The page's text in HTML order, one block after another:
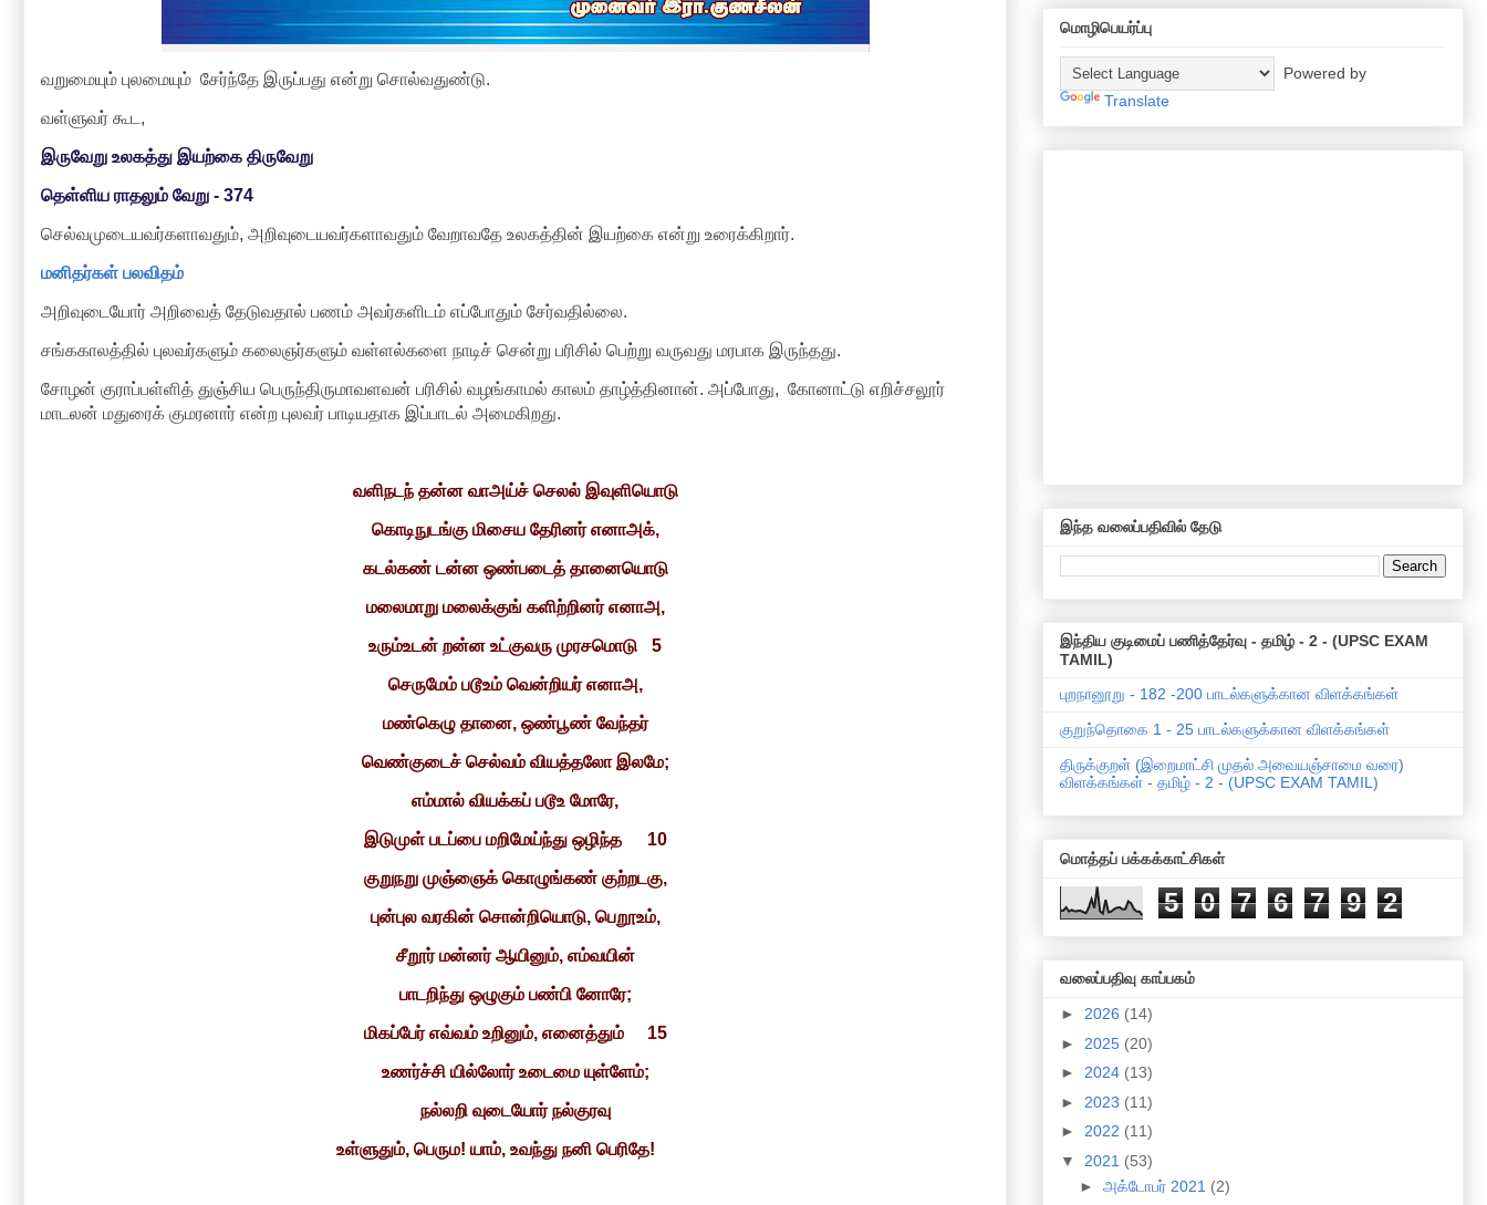
வறுமையும் புலமையும் சேர்ந்தே இருப்பது என்று சொல்வதுண்டு.
வள்ளுவர் கூட,
இருவேறு உலகத்து இயற்கை திருவேறு
தெள்ளிய ராதலும் வேறு - 374
செல்வமுடையவர்களாவதும், அறிவுடையவர்களாவதும் வேறாவதே உலகத்தின் இயற்கை என்று உரைக்கிறார்.
மனிதர்கள் பலவிதம்
அறிவுடையோர் அறிவைத் தேடுவதால் பணம் அவர்களிடம் எப்போதும் சேர்வதில்லை.
சங்ககாலத்தில் புலவர்களும் கலைஞர்களும் வள்ளல்களை நாடிச் சென்று பரிசில் பெற்று வருவது மரபாக இருந்தது.
சோழன் குராப்பள்ளித் துஞ்சிய பெருந்திருமாவளவன் பரிசில் வழங்காமல் காலம் தாழ்த்தினான். அப்போது, கோனாட்டு எறிச்சலூர்
மாடலன் மதுரைக் குமரனார் என்ற புலவர் பாடியதாக இப்பாடல் அமைகிறது.
வளிநடந் தன்ன வாஅய்ச் செலல் இவுளியொடு
கொடிநுடங்கு மிசைய தேரினர் எனாஅக்,
கடல்கண் டன்ன ஒண்படைத் தானையொடு
மலைமாறு மலைக்குங் களிற்றினர் எனாஅ,
உரும்உடன் றன்ன உட்குவரு முரசமொடு 5
செருமேம் படூஉம் வென்றியர் எனாஅ,
மண்கெழு தானை, ஒண்பூண் வேந்தர்
வெண்குடைச் செல்வம் வியத்தலோ இலமே;
எம்மால் வியக்கப் படூஉ மோரே,
இடுமுள் படப்பை மறிமேய்ந்து ஒழிந்த 10
குறுநறு முஞ்ஞைக் கொழுங்கண் குற்றடகு,
புன்புல வரகின் சொன்றியொடு, பெறூஉம்,
சீறூர் மன்னர் ஆயினும், எம்வயின்
பாடறிந்து ஒழுகும் பண்பி னோரே;
மிகப்பேர் எவ்வம் உறினும், எனைத்தும் 15
உணர்ச்சி யில்லோர் உடைமை யுள்ளேம்;
நல்லறி வுடையோர் நல்குரவு
உள்ளுதும், பெரும! யாம், உவந்து நனி பெரிதே!
மொழிபெயர்ப்பு
Powered by
Translate
இந்த வலைப்பதிவில் தேடு
இந்திய குடிமைப் பணித்தேர்வு - தமிழ் - 2 - (UPSC EXAM
TAMIL)
புறநானூறு - 182 -200 பாடல்களுக்கான விளக்கங்கள்
குறுந்தொகை 1 - 25 பாடல்களுக்கான விளக்கங்கள்
திருக்குறள் (இறைமாட்சி முதல் அவையஞ்சாமை வரை)
விளக்கங்கள் - தமிழ் - 2 - (UPSC EXAM TAMIL)
மொத்தப் பக்கக்காட்சிகள்
5 0 7 6 7 9 2
வலைப்பதிவு காப்பகம்
► 2026 (14)
► 2025 (20)
► 2024 (13)
► 2023 (11)
► 2022 (11)
▼ 2021 (53)
► அக்டோபர் 2021 (2)